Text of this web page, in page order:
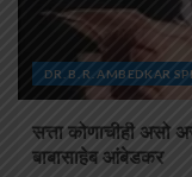
DR. B. R. AMBEDKAR
सत्ता कोणाचीही असो
बाबासाहेब आंबेडकर